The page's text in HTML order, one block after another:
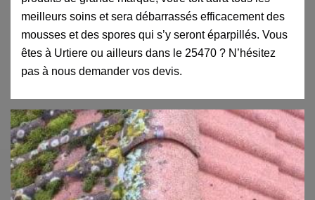
meilleurs soins et sera débarrassés efficacement des
mousses et des spores qui s’y seront éparpillés. Vous
êtes à Urtiere ou ailleurs dans le 25470 ? N’hésitez
pas à nous demander vos devis.